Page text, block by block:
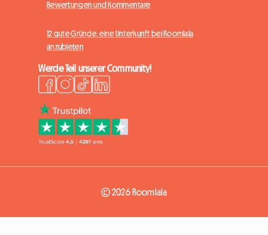
Bewertungen und Kommentare
12 gute Gründe, eine Unterkunft bei Roomlala
anzubieten
Werde Teil unserer Community!
© 2026 Roomlala